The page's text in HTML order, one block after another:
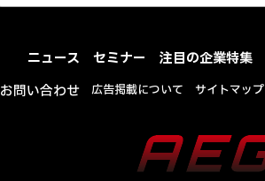
ニュース セミナー 注目の企業特集
お問い合わせ
広告掲載について サイトマップ